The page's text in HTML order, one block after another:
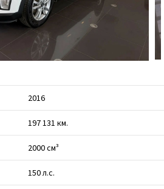
2016
197 131 км.
2000 см³
150 л.с.